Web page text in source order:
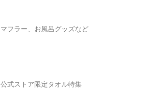
マフラー、お風呂グッズなど
公式ストア限定タオル特集